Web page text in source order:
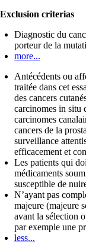
Exclusion criterias
Diagnostic du
porteur de la
more...
Antécédents ou
traitée dans cet
des cancers
carcinomes in situ
carcinomes
cancers de la
surveillance
efficacement et
Les patients qui
médicaments
susceptible de
N’ayant pas
majeure (majeure
avant la sélection
par exemple une
less...